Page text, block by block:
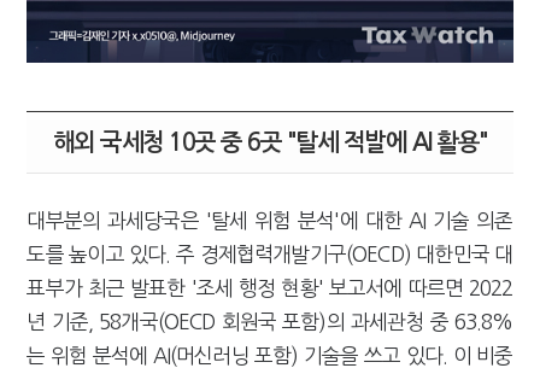
해외 국세청 10곳 중 6곳 "탈세 적발에 AI 활용"
대부분의 과세당국은 '탈세 위험 분석'에 대한 AI 기술 의존
도를 높이고 있다. 주 경제협력개발기구(OECD) 대한민국 대
표부가 최근 발표한 '조세 행정 현황' 보고서에 따르면 2022
년 기준, 58개국(OECD 회원국 포함)의 과세관청 중 63.8%
는 위험 분석에 AI(머신러닝 포함) 기술을 쓰고 있다. 이 비중